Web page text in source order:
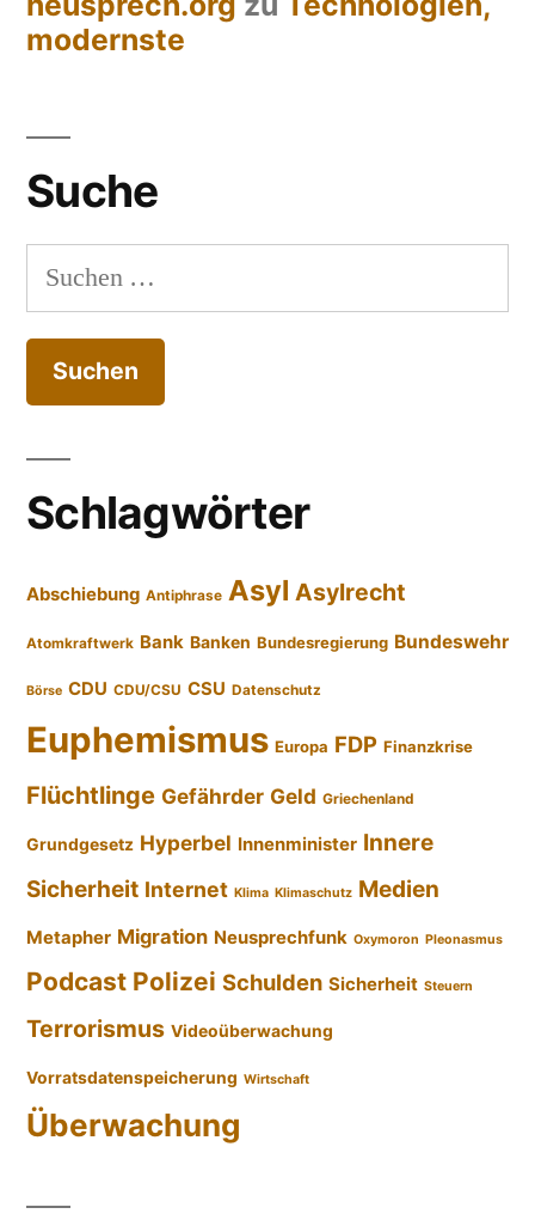
modernste
Suche
Suchen
nach:
Schlagwörter
Abschiebung Antiphrase Asyl Asylrecht
Atomkraftwerk Bank Banken Bundesregierung Bundeswehr
Börse CDU CDU/CSU CSU Datenschutz
Euphemismus Europa FDP Finanzkrise
Flüchtlinge Gefährder Geld Griechenland
Grundgesetz Hyperbel Innenminister Innere
Sicherheit Internet Klima Klimaschutz Medien
Metapher Migration Neusprechfunk Oxymoron Pleonasmus
Podcast Polizei Schulden Sicherheit Steuern
Terrorismus Videoüberwachung
Vorratsdatenspeicherung Wirtschaft
Überwachung